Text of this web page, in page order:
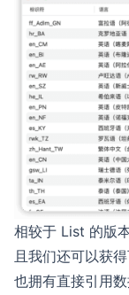
相较于 List 的版
且我们还可以获
也拥有直接引用